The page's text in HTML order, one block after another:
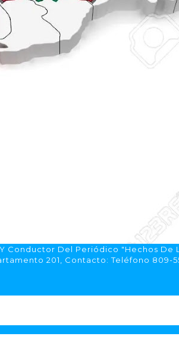
Del Periódico "Hechos De
201, Contacto: Teléfono 809-